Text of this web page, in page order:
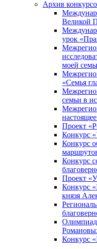
Архив
Великой
урок
моей
«Семья
семьи в
Проект
Конкурс
Конкурс
Конкурс
Проект
Конкурс
князя
Конкурс